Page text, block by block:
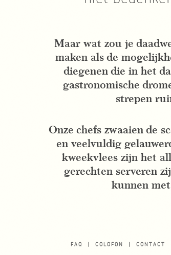
Maar wat zou je
maken als de
diegenen die in het
gastronomische
strepen
Onze chefs zwaaien de
en veelvuldig
kweekvlees zijn het
gerechten serveren
kunnen
FAQ COLOFON CONTACT